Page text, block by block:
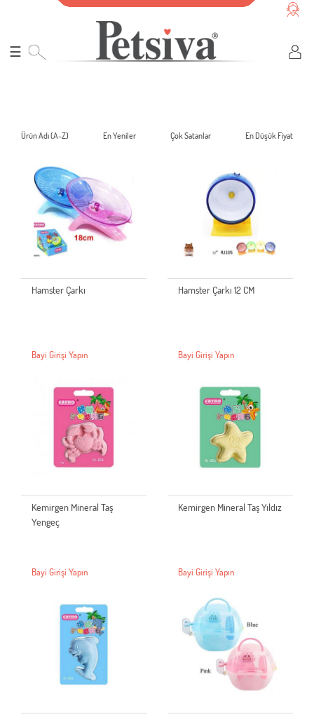
☰
Ürün Adı (A-Z) En Yeniler Çok Satanlar En Düşük Fiyat
Hamster Çarkı
Bayi Girişi Yapın
Hamster Çarkı 12 CM
Bayi Girişi Yapın
Kemirgen Mineral Taş
Yengeç
Bayi Girişi Yapın
Kemirgen Mineral Taş Yıldız
Bayi Girişi Yapın